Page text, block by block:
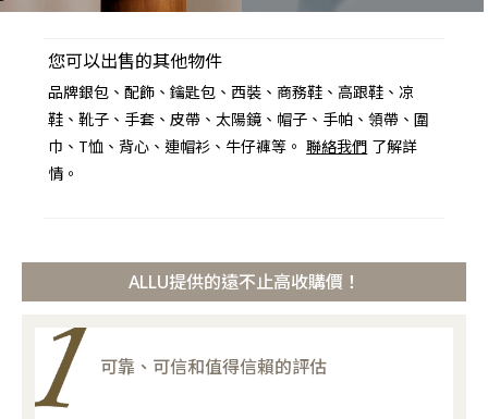
您可以出售的其他物件
品牌銀包、配飾、鑰匙包、西裝、商務鞋、高跟鞋、凉
鞋、靴子、手套、皮帶、太陽鏡、帽子、手帕、領帶、圍
巾、T恤、背心、連帽衫、牛仔褲等。聯絡我們 了解詳
情。
ALLU提供的遠不止高收購價！
可靠、可信和值得信賴的評估